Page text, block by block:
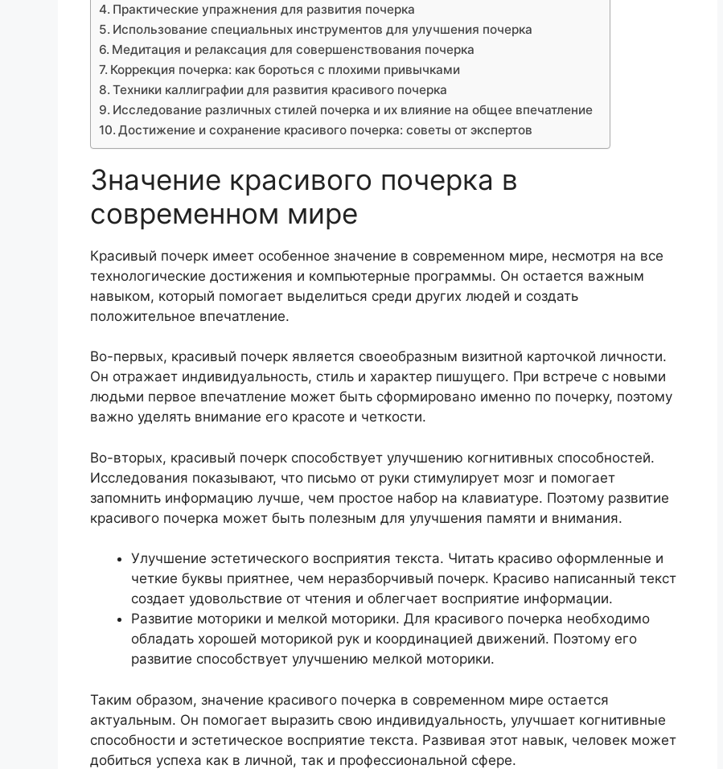
Практические упражнения для развития почерка
Использование специальных инструментов для улучшения почерка
Медитация и релаксация для совершенствования почерка
Коррекция почерка: как бороться с плохими привычками
Техники каллиграфии для развития красивого почерка
Исследование различных стилей почерка и их влияние на общее впечатление
Достижение и сохранение красивого почерка: советы от экспертов
Значение красивого почерка в
современном мире
Красивый почерк имеет особенное значение в современном мире, несмотря на все
технологические достижения и компьютерные программы. Он остается важным
навыком, который помогает выделиться среди других людей и создать
положительное впечатление.
Во-первых, красивый почерк является своеобразным визитной карточкой личности.
Он отражает индивидуальность, стиль и характер пишущего. При встрече с новыми
людьми первое впечатление может быть сформировано именно по почерку, поэтому
важно уделять внимание его красоте и четкости.
Во-вторых, красивый почерк способствует улучшению когнитивных способностей.
Исследования показывают, что письмо от руки стимулирует мозг и помогает
запомнить информацию лучше, чем простое набор на клавиатуре. Поэтому развитие
красивого почерка может быть полезным для улучшения памяти и внимания.
Улучшение эстетического восприятия текста. Читать красиво оформленные и
четкие буквы приятнее, чем неразборчивый почерк. Красиво написанный текст
создает удовольствие от чтения и облегчает восприятие информации.
Развитие моторики и мелкой моторики. Для красивого почерка необходимо
обладать хорошей моторикой рук и координацией движений. Поэтому его
развитие способствует улучшению мелкой моторики.
Таким образом, значение красивого почерка в современном мире остается
актуальным. Он помогает выразить свою индивидуальность, улучшает когнитивные
способности и эстетическое восприятие текста. Развивая этот навык, человек может
добиться успеха как в личной, так и профессиональной сфере.